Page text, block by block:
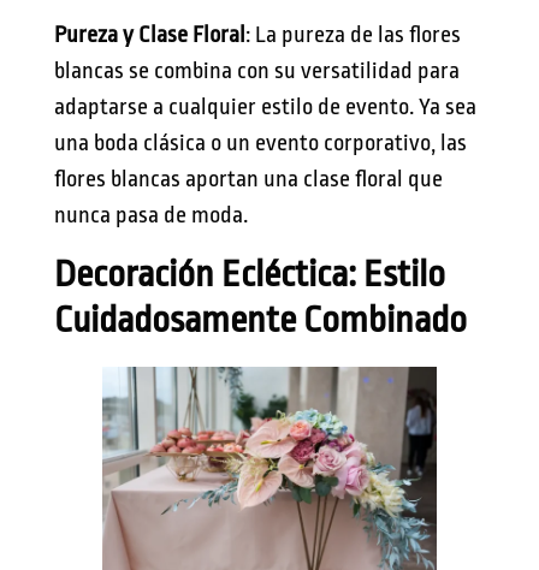
Pureza y Clase Floral: La pureza de las flores
blancas se combina con su versatilidad para
adaptarse a cualquier estilo de evento. Ya sea
una boda clásica o un evento corporativo, las
flores blancas aportan una clase floral que
nunca pasa de moda.
Decoración Ecléctica: Estilo
Cuidadosamente Combinado